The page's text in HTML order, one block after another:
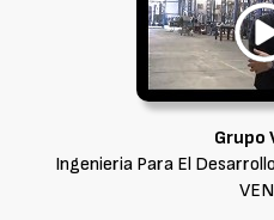
Grupo
Ingenieria Para El